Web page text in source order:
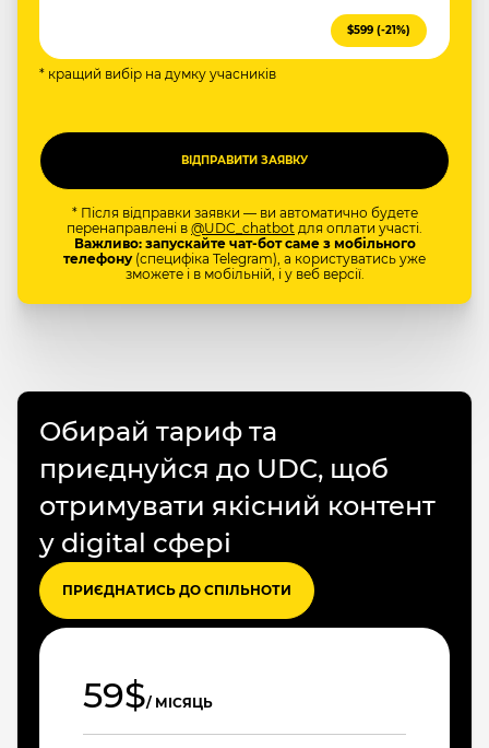
$599 (-21%)
* кращий вибір на думку учасників
* Після відправки заявки — ви автоматично будете
перенаправлені в @UDC_chatbot для оплати участі.
Важливо: запускайте чат-бот саме з мобільного
телефону(специфіка Telegram), а користуватись уже
зможете і в мобільній, і у веб версії.
Обирай тариф та
приєднуйся до UDC, щоб
отримувати якісний контент
у digital сфері
ПРИЄДНАТИСЬ ДО СПІЛЬНОТИ
59$/ МІСЯЦЬ